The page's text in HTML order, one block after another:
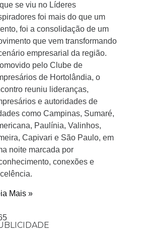
se viu no Líderes
foi mais do que um
foi a consolidação de um
que vem transformando
empresarial da região.
pelo Clube de
de Hortolândia, o
reuniu lideranças,
e autoridades de
como Campinas, Sumaré,
Paulínia, Valinhos,
Capivari e São Paulo, em
noite marcada por
conexões e
Mais »